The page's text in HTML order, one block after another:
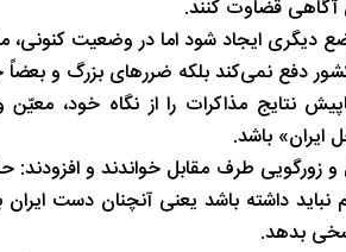
قضاوت کنند.
گفتند: ممکن است در آینده مثلاً 20 یا 30 سال بعد وضع دیگری ایجاد شود
دفع نمی‌کند بلکه ضررهای بزرگ و بعضاً
نتایج مذاکرات را از نگاه خود، معیّن
باشد.
طرف مقابل خواندند و افزودند:
داشته باشد یعنی آنچنان دست
بدهد.